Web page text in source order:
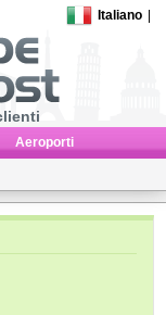
Italiano
Aeroporti